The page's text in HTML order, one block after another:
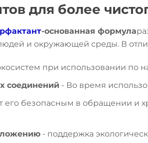
для более
-основанная формула
и окружающей среды. В
при использовании по
соединений - Во время
его безопасным в обращении и
- поддержка